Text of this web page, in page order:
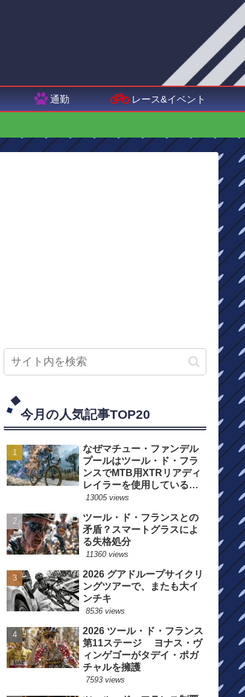
通勤 レース&イベント
今月の人気記事TOP20
なぜマチュー・ファンデル
プールはツール・ド・フラ
ンスでMTB用XTRリアディ
レイラーを使用しているの
か？
13005 views
ツール・ド・フランスとの
矛盾？スマートグラスによ
る失格処分
11360 views
2026 グアドループサイクリ
ングツアーで、またも大イ
ンチキ
8536 views
2026 ツール・ド・フランス
第11ステージ ヨナス・ヴ
ィンゲゴーがタデイ・ポガ
チャルを擁護
7593 views